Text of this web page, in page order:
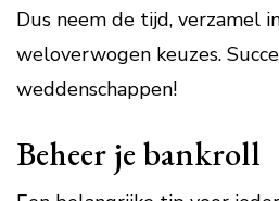
Dus neem de tijd, verzamel
weloverwogen keuzes.
weddenschappen!
Beheer je bankroll